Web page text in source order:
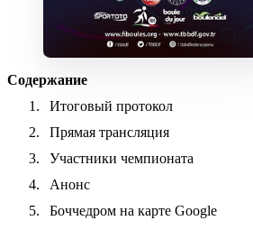
Содержание
Итоговый протокол
Прямая трансляция
Участники чемпионата
Анонс
Боччедром на карте Google